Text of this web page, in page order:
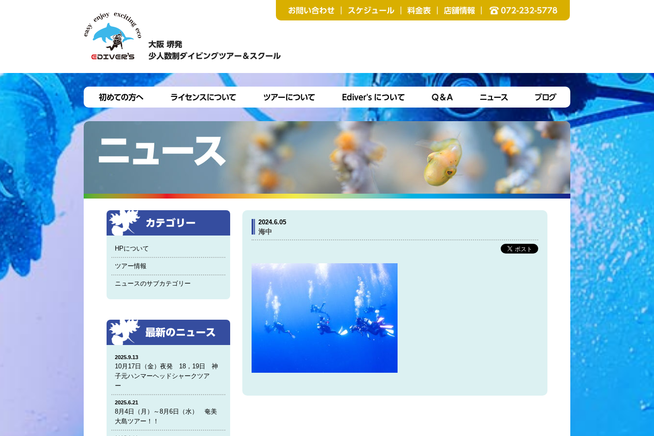
2024.6.05
海中
HPについて
ツアー情報
ニュースのサブカテゴリー
2025.9.13
10月17日（金）夜発 18，19日 神
子元ハンマーヘッドシャークツア
ー
2025.6.21
8月4日（月）～8月6日（水） 奄美
大島ツアー！！